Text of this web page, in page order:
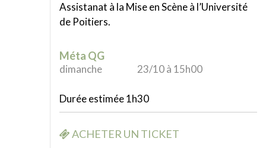
Assistanat à la Mise en Scène à l’Université
de Poitiers.
Méta QG
dimanche 23/10 à 15h00
Durée estimée 1h30
ACHETER UN TICKET